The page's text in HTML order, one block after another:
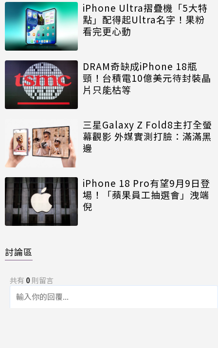
iPhone Ultra摺疊機「5大特
點」配得起Ultra名字！果粉
看完更心動
DRAM奇缺成iPhone 18瓶
頸！台積電10億美元待封裝晶
片只能枯等
三星Galaxy Z Fold8主打全螢
幕觀影 外媒實測打臉：滿滿黑
邊
iPhone 18 Pro有望9月9日登
場！「蘋果員工抽選會」洩端
倪
討論區
共有 0則留言